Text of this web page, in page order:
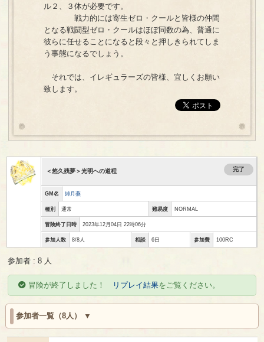
ル２、３体が必要です。
戦力的には寄生ゼロ・クールと皆様の仲間
となる戦闘型ゼロ・クールはほぼ同数の為、普通に
彼らに任せることになると段々と押しきられてしま
う事態になるでしょう。
それでは、イレギュラーズの皆様、宜しくお願い
致します。
＜悠久残夢＞光明への道程 完了
GM名 緋月燕
種別 通常 難易度 NORMAL
冒険終了日時 2023年12月04日 22時06分
参加人数 8/8人 相談 6日 参加費 100RC
参加者 : 8 人
冒険が終了しました！ リプレイ結果をご覧ください。
参加者一覧（8人）